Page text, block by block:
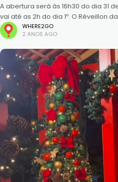
A abertura será às 16h30 do dia 31
vai até as 2h do dia 1º. O Réveillon
shows deWHERE2GO
2 ANOS AGO